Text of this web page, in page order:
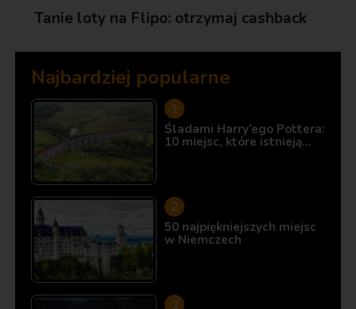
Tanie loty na Flipo: otrzymaj cashback
Najbardziej popularne
Śladami Harry’ego Pottera:
10 miejsc, które istnieją…
50 najpiękniejszych miejsc
w Niemczech